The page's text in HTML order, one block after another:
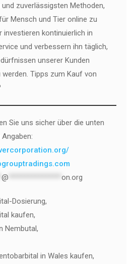
zuverlässigsten Methoden,
Mensch und Tier online zu
investieren kontinuierlich in
und verbessern ihn täglich,
unserer Kunden
Tipps zum Kauf von
Sie uns sicher über die unten
@ on.org
Dosierung,
kaufen,
Nembutal,
in Wales kaufen,